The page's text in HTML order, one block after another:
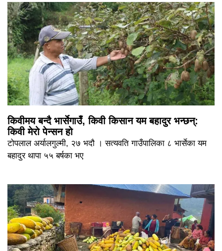
किवीमय बन्दै भार्सेगाउँ, किवी किसान यम बहादुर भन्छन्:
किवी मेरो पेन्सन हो
टोपलाल अर्यालगुल्मी, २७ भदौ । सत्यवति गाउँपालिका ८ भार्सेका यम
बहादुर थापा ५५ बर्षका भए